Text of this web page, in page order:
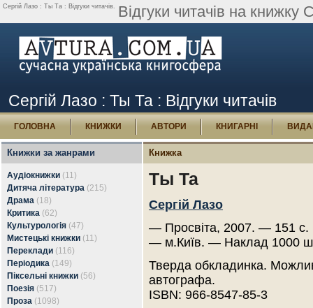
Сергій Лазо : Ты Та : Відгуки читачів. Відгуки читачів на
Сергій Лазо : Ты Та : Відгуки читачів
ГОЛОВНА КНИЖКИ АВТОРИ КНИГАРНІ
Книжки за жанрами
Аудіокнижки (11)
Дитяча література (215)
Драма (18)
Критика (62)
Культурологія (47)
Мистецькі книжки (11)
Переклади (116)
Періодика (149)
Піксельні книжки (56)
Поезія (517)
Проза (1098)
Книжка
Ты Та
Сергій Лазо
— Просвіта, 2007. — 151 с.
— м.Київ. — Наклад 1000
Тверда обкладинка.
автографа.
ISBN: 966-8547-85-3